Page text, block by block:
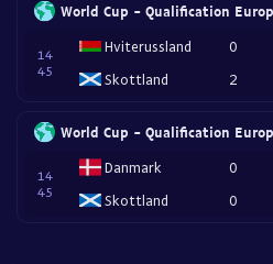
World Cup - Qualification
14
45
Hviterussland
Skottland
0
2
World Cup - Qualification
14
45
Danmark
Skottland
0
0